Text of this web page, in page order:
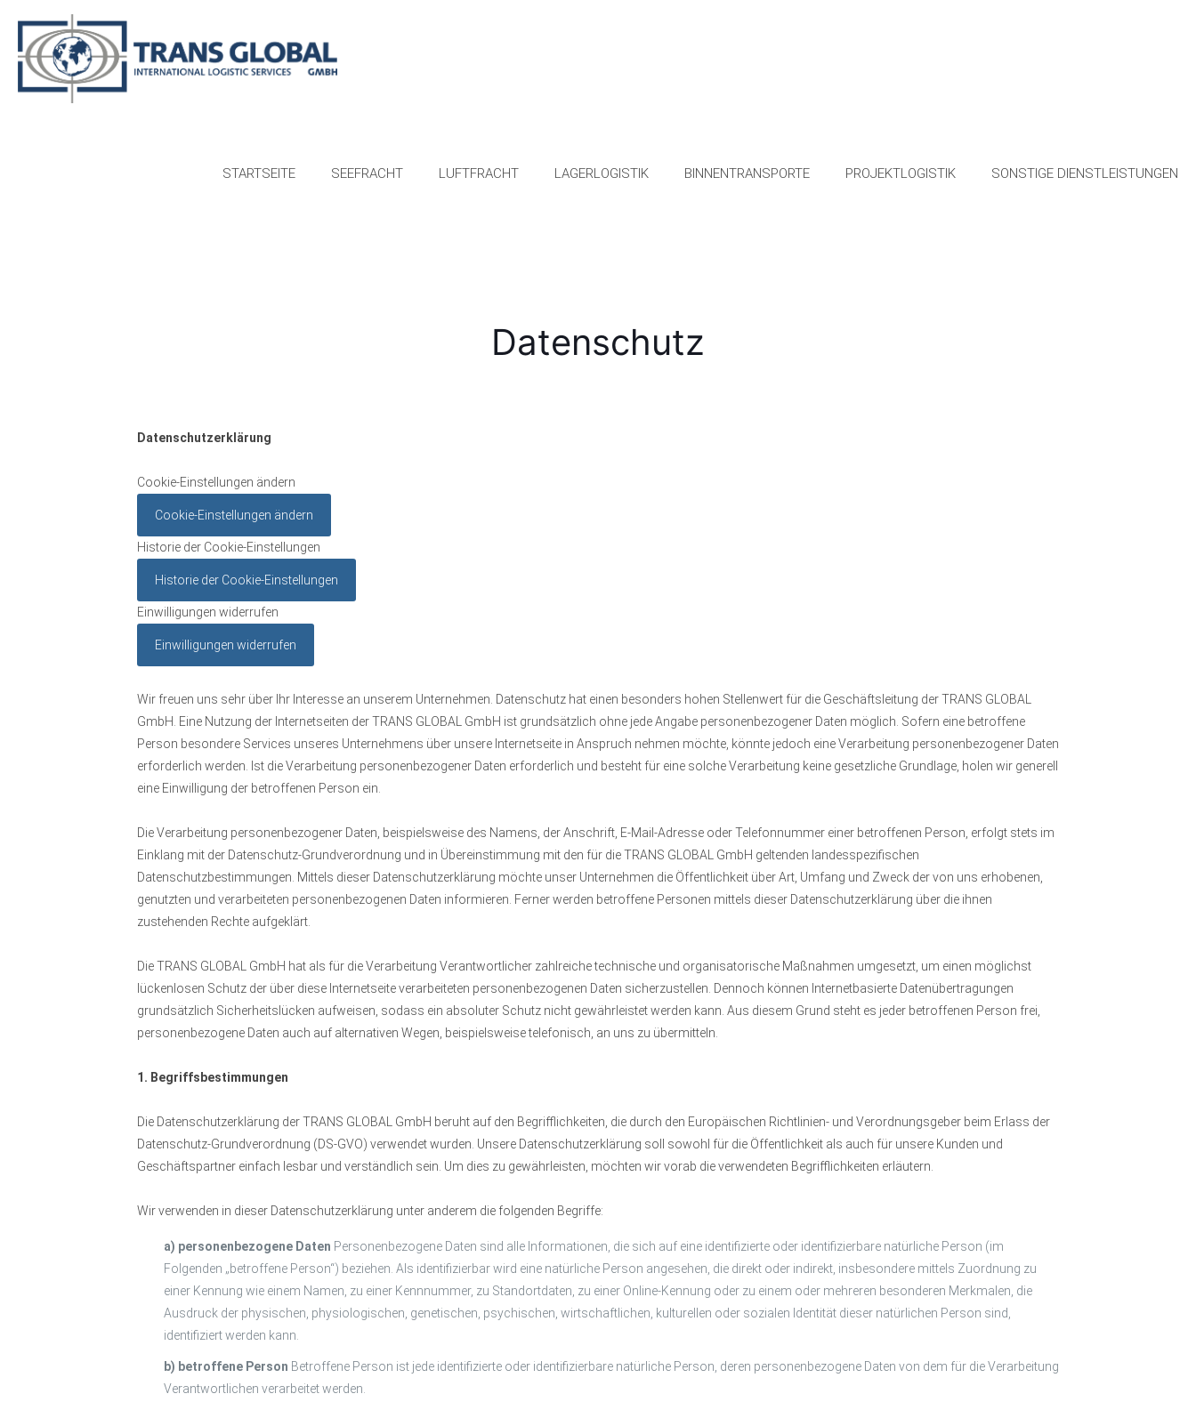
STARTSEITE SEEFRACHT LUFTFRACHT LAGERLOGISTIK BINNENTRANSPORTE PROJEKTLOGISTIK SONSTIGE DIENSTLEISTUNGEN
Datenschutz
Datenschutzerklärung
Cookie-Einstellungen ändern
Cookie-Einstellungen ändern
Historie der Cookie-Einstellungen
Historie der Cookie-Einstellungen
Einwilligungen widerrufen
Einwilligungen widerrufen
Wir freuen uns sehr über Ihr Interesse an unserem Unternehmen. Datenschutz hat einen besonders hohen Stellenwert für die Geschäftsleitung der TRANS GLOBAL
GmbH. Eine Nutzung der Internetseiten der TRANS GLOBAL GmbH ist grundsätzlich ohne jede Angabe personenbezogener Daten möglich. Sofern eine betroffene
Person besondere Services unseres Unternehmens über unsere Internetseite in Anspruch nehmen möchte, könnte jedoch eine Verarbeitung personenbezogener Daten
erforderlich werden. Ist die Verarbeitung personenbezogener Daten erforderlich und besteht für eine solche Verarbeitung keine gesetzliche Grundlage, holen wir generell
eine Einwilligung der betroffenen Person ein.
Die Verarbeitung personenbezogener Daten, beispielsweise des Namens, der Anschrift, E-Mail-Adresse oder Telefonnummer einer betroffenen Person, erfolgt stets im
Einklang mit der Datenschutz-Grundverordnung und in Übereinstimmung mit den für die TRANS GLOBAL GmbH geltenden landesspezifischen
Datenschutzbestimmungen. Mittels dieser Datenschutzerklärung möchte unser Unternehmen die Öffentlichkeit über Art, Umfang und Zweck der von uns erhobenen,
genutzten und verarbeiteten personenbezogenen Daten informieren. Ferner werden betroffene Personen mittels dieser Datenschutzerklärung über die ihnen
zustehenden Rechte aufgeklärt.
Die TRANS GLOBAL GmbH hat als für die Verarbeitung Verantwortlicher zahlreiche technische und organisatorische Maßnahmen umgesetzt, um einen möglichst
lückenlosen Schutz der über diese Internetseite verarbeiteten personenbezogenen Daten sicherzustellen. Dennoch können Internetbasierte Datenübertragungen
grundsätzlich Sicherheitslücken aufweisen, sodass ein absoluter Schutz nicht gewährleistet werden kann. Aus diesem Grund steht es jeder betroffenen Person frei,
personenbezogene Daten auch auf alternativen Wegen, beispielsweise telefonisch, an uns zu übermitteln.
1. Begriffsbestimmungen
Die Datenschutzerklärung der TRANS GLOBAL GmbH beruht auf den Begrifflichkeiten, die durch den Europäischen Richtlinien- und Verordnungsgeber beim Erlass der
Datenschutz-Grundverordnung (DS-GVO) verwendet wurden. Unsere Datenschutzerklärung soll sowohl für die Öffentlichkeit als auch für unsere Kunden und
Geschäftspartner einfach lesbar und verständlich sein. Um dies zu gewährleisten, möchten wir vorab die verwendeten Begrifflichkeiten erläutern.
Wir verwenden in dieser Datenschutzerklärung unter anderem die folgenden Begriffe:
a) personenbezogene Daten Personenbezogene Daten sind alle Informationen, die sich auf eine identifizierte oder identifizierbare natürliche Person (im
Folgenden „betroffene Person“) beziehen. Als identifizierbar wird eine natürliche Person angesehen, die direkt oder indirekt, insbesondere mittels Zuordnung zu
einer Kennung wie einem Namen, zu einer Kennnummer, zu Standortdaten, zu einer Online-Kennung oder zu einem oder mehreren besonderen Merkmalen, die
Ausdruck der physischen, physiologischen, genetischen, psychischen, wirtschaftlichen, kulturellen oder sozialen Identität dieser natürlichen Person sind,
identifiziert werden kann.
b) betroffene Person Betroffene Person ist jede identifizierte oder identifizierbare natürliche Person, deren personenbezogene Daten von dem für die Verarbeitung
Verantwortlichen verarbeitet werden.